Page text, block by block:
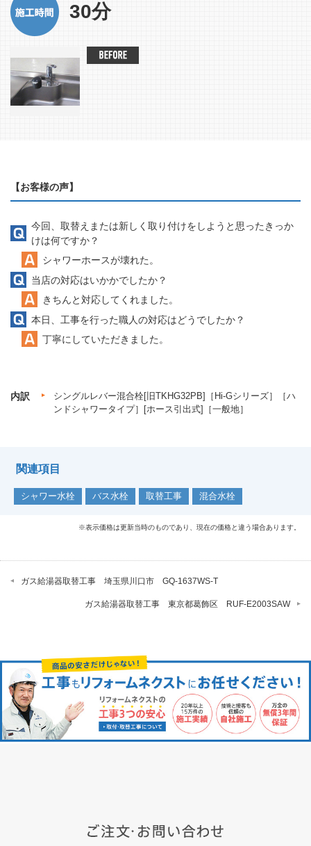
30分
【お客様の声】
今回、取替えまたは新しく取り付けをしようと思ったきっか
けは何ですか？
シャワーホースが壊れた。
当店の対応はいかかでしたか？
きちんと対応してくれました。
本日、工事を行った職人の対応はどうでしたか？
丁寧にしていただきました。
内訳
シングルレバー混合栓[旧TKHG32PB]［Hi-Gシリーズ］［ハ
ンドシャワータイプ］[ホース引出式]［一般地］
関連項目
シャワー水栓 バス水栓 取替工事 混合水栓
※表示価格は更新当時のものであり、現在の価格と違う場合あります。
ガス給湯器取替工事 埼玉県川口市 GQ-1637WS-T
ガス給湯器取替工事 東京都葛飾区 RUF-E2003SAW